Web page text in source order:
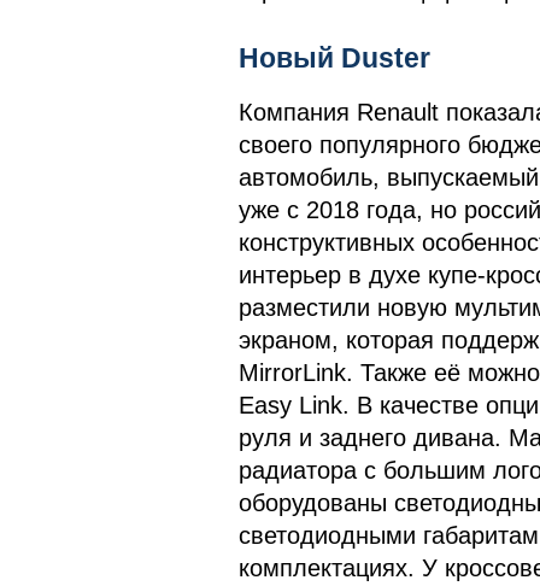
Новый Duster
Компания Renault
своего популярного
автомобиль,
уже с 2018 года, но
конструктивных
интерьер в духе купе-
разместили новую
экраном, которая
MirrorLink. Также её
Easy Link. В качестве
руля и заднего дивана.
радиатора с большим
оборудованы
светодиодными
комплектациях. У